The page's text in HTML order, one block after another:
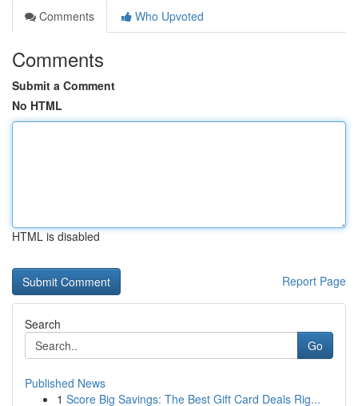
Comments
Who Upvoted
Comments
Submit a Comment
No HTML
HTML is disabled
Report Page
Search
Go
Published News
1 Score Big Savings: The Best Gift Card Deals Rig...